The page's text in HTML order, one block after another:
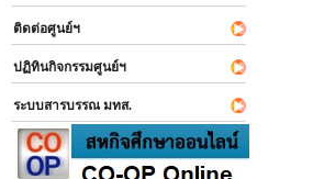
ติดต่อศูนย์ฯ
ปฏิทินกิจกรรมศูนย์ฯ
ระบบสารบรรณ มทส.